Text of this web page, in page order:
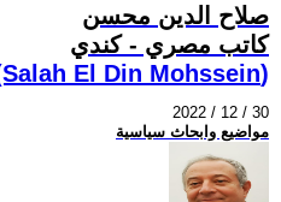
صلاح الدين محسن
كاتب مصري - كندي
(Salah El Din Mohssein‏)
2022 / 12 / 30
مواضيع وابحاث سياسية